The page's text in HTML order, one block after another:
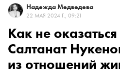
Надежда Медведева
22 МАЯ 2024 Г., 09:21
Как не
Салтанат
из отношений